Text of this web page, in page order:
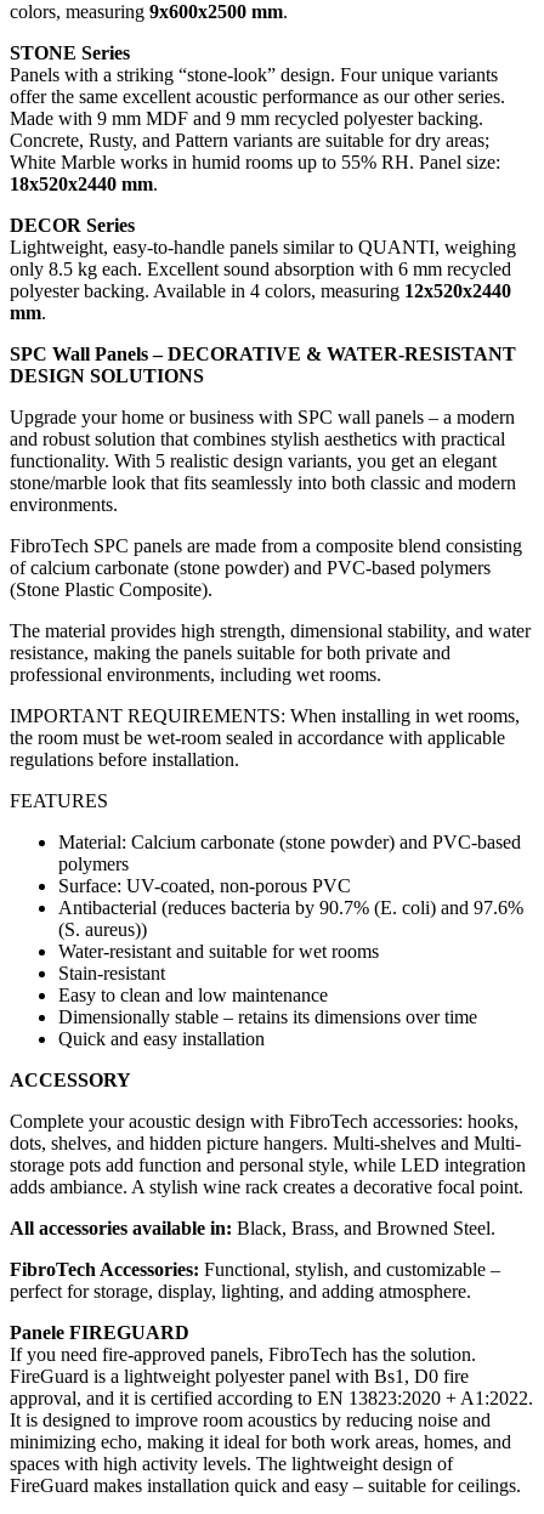
colors, measuring 9x600x2500 mm.
STONE Series
Panels with a striking “stone-look” design. Four unique variants
offer the same excellent acoustic performance as our other series.
Made with 9 mm MDF and 9 mm recycled polyester backing.
Concrete, Rusty, and Pattern variants are suitable for dry areas;
White Marble works in humid rooms up to 55% RH. Panel size:
18x520x2440 mm.
DECOR Series
Lightweight, easy-to-handle panels similar to QUANTI, weighing
only 8.5 kg each. Excellent sound absorption with 6 mm recycled
polyester backing. Available in 4 colors, measuring 12x520x2440
mm.
SPC Wall Panels – DECORATIVE & WATER-RESISTANT
DESIGN SOLUTIONS
Upgrade your home or business with SPC wall panels – a modern
and robust solution that combines stylish aesthetics with practical
functionality. With 5 realistic design variants, you get an elegant
stone/marble look that fits seamlessly into both classic and modern
environments.
FibroTech SPC panels are made from a composite blend consisting
of calcium carbonate (stone powder) and PVC-based polymers
(Stone Plastic Composite).
The material provides high strength, dimensional stability, and water
resistance, making the panels suitable for both private and
professional environments, including wet rooms.
IMPORTANT REQUIREMENTS: When installing in wet rooms,
the room must be wet-room sealed in accordance with applicable
regulations before installation.
FEATURES
Material: Calcium carbonate (stone powder) and PVC-based
polymers
Surface: UV-coated, non-porous PVC
Antibacterial (reduces bacteria by 90.7% (E. coli) and 97.6%
(S. aureus))
Water-resistant and suitable for wet rooms
Stain-resistant
Easy to clean and low maintenance
Dimensionally stable – retains its dimensions over time
Quick and easy installation
ACCESSORY
Complete your acoustic design with FibroTech accessories: hooks,
dots, shelves, and hidden picture hangers. Multi-shelves and Multi-
storage pots add function and personal style, while LED integration
adds ambiance. A stylish wine rack creates a decorative focal point.
All accessories available in: Black, Brass, and Browned Steel.
FibroTech Accessories: Functional, stylish, and customizable –
perfect for storage, display, lighting, and adding atmosphere.
Panele FIREGUARD
If you need fire-approved panels, FibroTech has the solution.
FireGuard is a lightweight polyester panel with Bs1, D0 fire
approval, and it is certified according to EN 13823:2020 + A1:2022.
It is designed to improve room acoustics by reducing noise and
minimizing echo, making it ideal for both work areas, homes, and
spaces with high activity levels. The lightweight design of
FireGuard makes installation quick and easy – suitable for ceilings.